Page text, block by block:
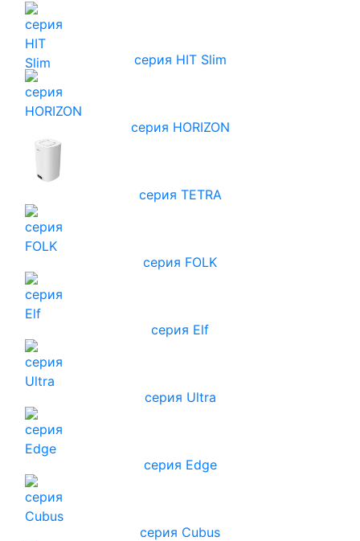
серия HIT Slim
серия HORIZON
серия TETRA
серия FOLK
серия Elf
серия Ultra
серия Edge
серия Cubus